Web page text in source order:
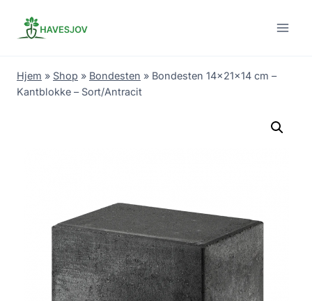
Hjem » Shop » Bondesten » Bondesten 14x21x14 cm –
Kantblokke – Sort/Antracit